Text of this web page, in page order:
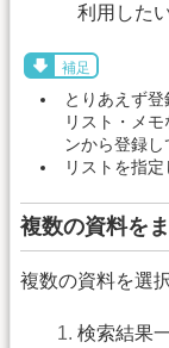
利用した
補足
とりあえず登
リスト・メ
ンから登録し
リストを指
複数の資料を
複数の資料を選
検索結果